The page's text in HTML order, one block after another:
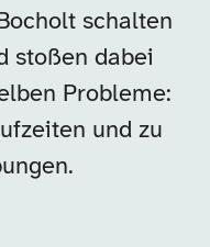
schalten
stoßen dabei
Probleme:
und zu